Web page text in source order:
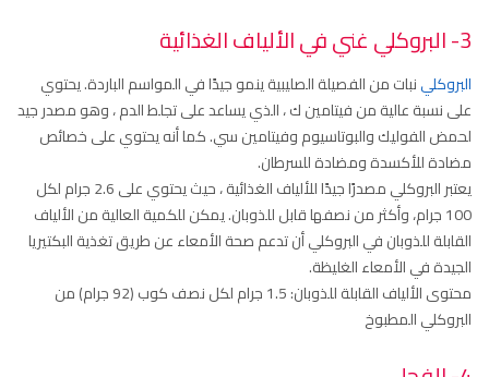
3- البروكلي غني في الألياف الغذائية
البروكلينبات من الفصيلة الصليبية ينمو جيدًا في المواسم الباردة. يحتوي
على نسبة عالية من فيتامين ك ، الذي يساعد على تجلط الدم ، وهو مصدر جيد
لحمض الفوليك والبوتاسيوم وفيتامين سي. كما أنه يحتوي على خصائص
مضادة للأكسدة ومضادة للسرطان.
يعتبر البروكلي مصدرًا جيدًا للألياف الغذائية ، حيث يحتوي على 2.6 جرام لكل
100 جرام، وأكثر من نصفها قابل للذوبان. يمكن للكمية العالية من الألياف
القابلة للذوبان في البروكلي أن تدعم صحة الأمعاء عن طريق تغذية البكتيريا
الجيدة في الأمعاء الغليظة.
محتوى الألياف القابلة للذوبان: 1.5 جرام لكل نصف كوب (92 جرام) من
البروكلي المطبوخ